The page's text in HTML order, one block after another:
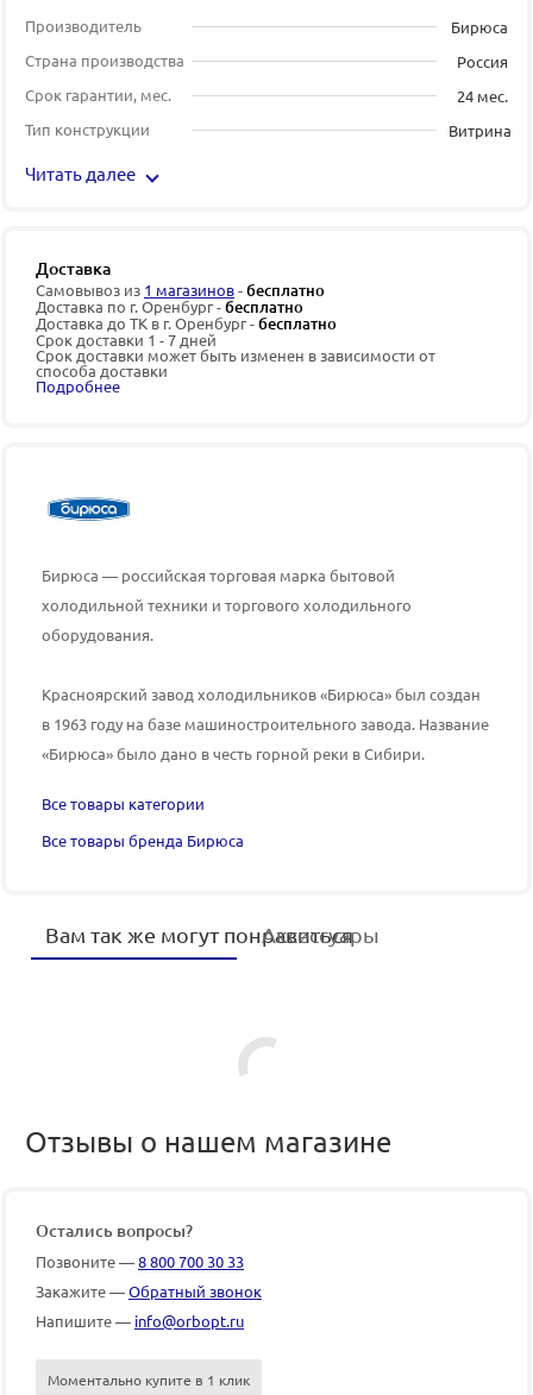
Производитель
Бирюса
Страна производства
Россия
Срок гарантии, мес.
24 мес.
Тип конструкции
Витрина
Читать далее
Доставка
Самовывоз из 1 магазинов-бесплатно
Доставка по г. Оренбург -бесплатно
Доставка до ТК в г. Оренбург -бесплатно
Срок доставки 1 - 7 дней
Срок доставки может быть изменен в зависимости от
способа доставки
Подробнее
Бирюса — российская торговая марка бытовой
холодильной техники и торгового холодильного
оборудования.
Красноярский завод холодильников «Бирюса» был создан
в 1963 году на базе машиностроительного завода. Название
«Бирюса» было дано в честь горной реки в Сибири.
Все товары категории
Все товары бренда Бирюса
Вам так же могут понравиться
Аксессуары
Отзывы о нашем магазине
Остались вопросы?
Позвоните —8 800 700 30 33
Закажите —Обратный звонок
Напишите — info@orbopt.ru
Моментально купите в 1 клик